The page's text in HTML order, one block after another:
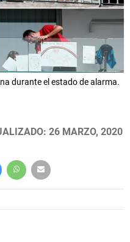
durante el estado de alarma.
26 MARZO, 2020